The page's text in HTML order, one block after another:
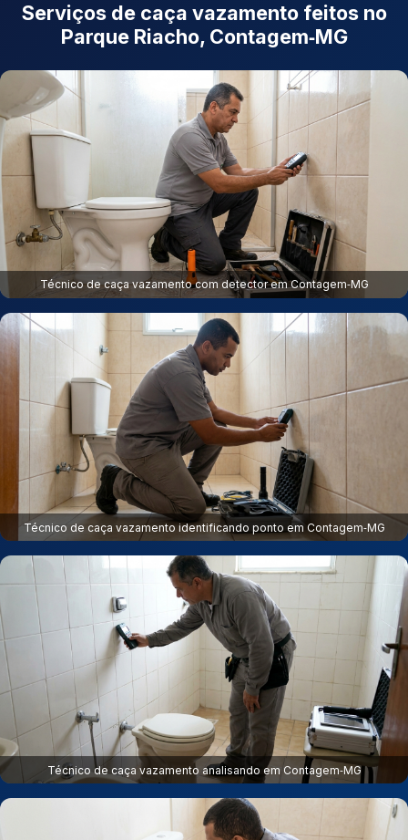
Serviços de caça vazamento feitos no
Parque Riacho, Contagem‑MG
Técnico de caça vazamento com detector em Contagem‑MG
Técnico de caça vazamento identificando ponto em Contagem‑MG
Técnico de caça vazamento analisando em Contagem‑MG